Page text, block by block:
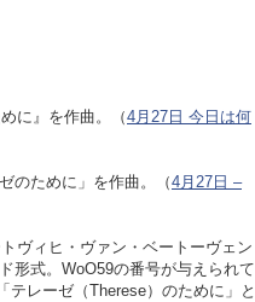
に』を作曲。（4月27日 今日は何
のために」を作曲。（4月27日 –
ヴィヒ・ヴァン・ベートーヴェン
形式。WoO59の番号が与えられて
レーゼ（Therese）のために」と